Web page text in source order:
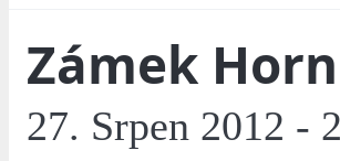
Zámek
27. Srpen 2012 -